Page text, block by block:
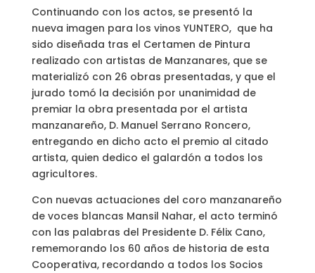
Continuando con los actos, se presentó la
nueva imagen para los vinos YUNTERO, que ha
sido diseñada tras el Certamen de Pintura
realizado con artistas de Manzanares, que se
materializó con 26 obras presentadas, y que el
jurado tomó la decisión por unanimidad de
premiar la obra presentada por el artista
manzanareño, D. Manuel Serrano Roncero,
entregando en dicho acto el premio al citado
artista, quien dedico el galardón a todos los
agricultores.
Con nuevas actuaciones del coro manzanareño
de voces blancas Mansil Nahar, el acto terminó
con las palabras del Presidente D. Félix Cano,
rememorando los 60 años de historia de esta
Cooperativa, recordando a todos los Socios